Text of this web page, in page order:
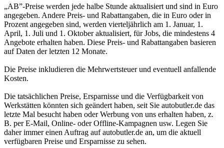
„AB”-Preise werden jede halbe Stunde aktualisiert und sind in Euro
angegeben. Andere Preis- und Rabattangaben, die in Euro oder in
Prozent angegeben sind, werden vierteljährlich am 1. Januar, 1.
April, 1. Juli und 1. Oktober aktualisiert, für Jobs, die mindestens 4
Angebote erhalten haben. Diese Preis- und Rabattangaben basieren
auf Daten der letzten 12 Monate.
Die Preise inkludieren die Mehrwertsteuer und eventuell anfallende
Kosten.
Die tatsächlichen Preise, Ersparnisse und die Verfügbarkeit von
Werkstätten könnten sich geändert haben, seit Sie autobutler.de das
letzte Mal besucht haben oder Werbung von uns erhalten haben, z.
B. per E-Mail, Online- oder Offline-Kampagnen usw. Legen Sie
daher immer einen Auftrag auf autobutler.de an, um die aktuell
verfügbaren Preise und Ersparnisse zu sehen.